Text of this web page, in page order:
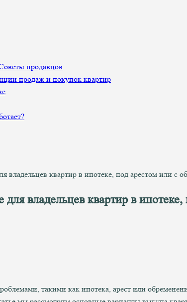
продавцов
продаж и покупок квартир
квартир в ипотеке, под арестом или с
владельцев квартир в
такими как ипотека, арест или